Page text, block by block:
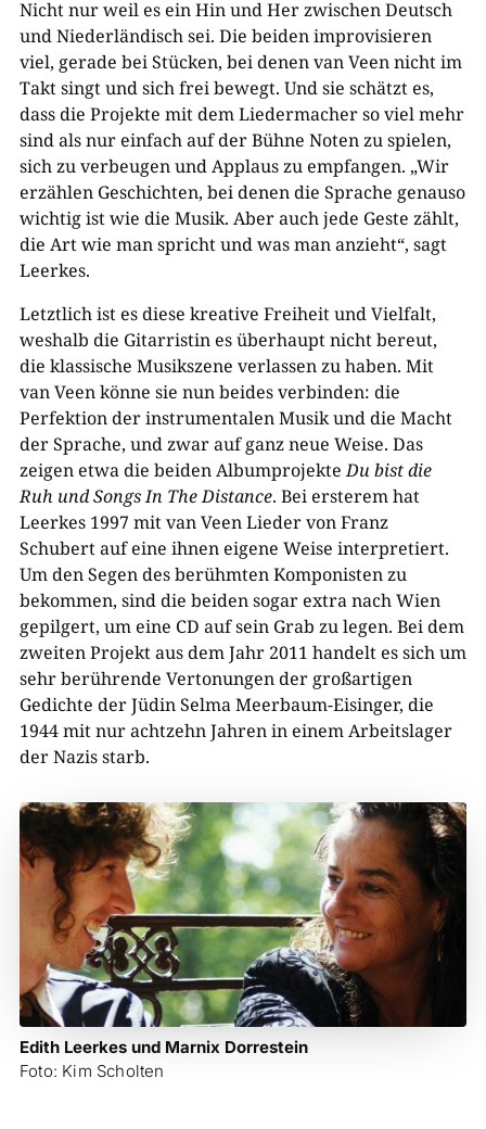
Nicht nur weil es ein Hin und Her zwischen Deutsch
und Niederländisch sei. Die beiden improvisieren
viel, gerade bei Stücken, bei denen van Veen nicht im
Takt singt und sich frei bewegt. Und sie schätzt es,
dass die Projekte mit dem Liedermacher so viel mehr
sind als nur einfach auf der Bühne Noten zu spielen,
sich zu verbeugen und Applaus zu empfangen. „Wir
erzählen Geschichten, bei denen die Sprache genauso
wichtig ist wie die Musik. Aber auch jede Geste zählt,
die Art wie man spricht und was man anzieht“, sagt
Leerkes.
Letztlich ist es diese kreative Freiheit und Vielfalt,
weshalb die Gitarristin es überhaupt nicht bereut,
die klassische Musikszene verlassen zu haben. Mit
van Veen könne sie nun beides verbinden: die
Perfektion der instrumentalen Musik und die Macht
der Sprache, und zwar auf ganz neue Weise. Das
zeigen etwa die beiden AlbumprojekteDu bist die
Ruh und Songs In The Distance. Bei ersterem hat
Leerkes 1997 mit van Veen Lieder von Franz
Schubert auf eine ihnen eigene Weise interpretiert.
Um den Segen des berühmten Komponisten zu
bekommen, sind die beiden sogar extra nach Wien
gepilgert, um eine CD auf sein Grab zu legen. Bei dem
zweiten Projekt aus dem Jahr 2011 handelt es sich um
sehr berührende Vertonungen der großartigen
Gedichte der Jüdin Selma Meerbaum-Eisinger, die
1944 mit nur achtzehn Jahren in einem Arbeitslager
der Nazis starb.
Edith Leerkes und Marnix Dorrestein
Foto: Kim Scholten